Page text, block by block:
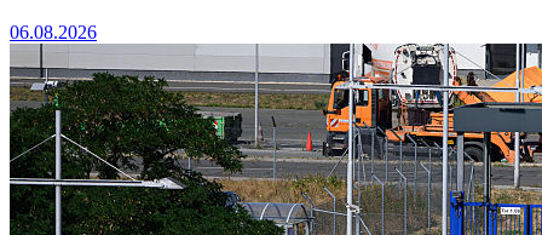
06.08.2026